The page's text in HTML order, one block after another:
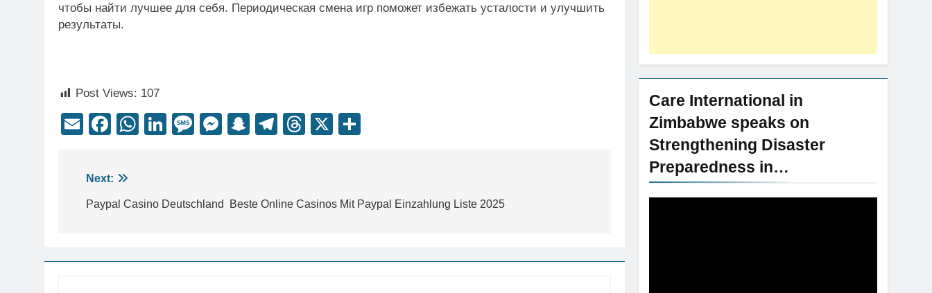
чтобы найти лучшее для себя. Периодическая смена игр поможет избежать усталости и улучшить
результаты.
Post Views: 107
EmailFacebook
WhatsApp
LinkedIn
Message
Messenger
Snapchat
Telegram
Threads
X
Next:
Paypal Casino Deutschland ️ Beste Online Casinos Mit Paypal Einzahlung Liste 2025
Care International in
Zimbabwe speaks on
Strengthening Disaster
Preparedness in…